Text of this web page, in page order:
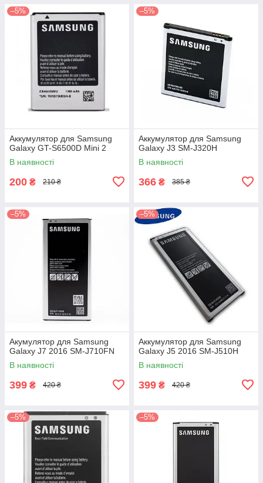
–5%
Аккумулятор для Samsung
Galaxy GT-S6500D Mini 2
В наявності
200 ₴ 210 ₴
–5%
Аккумулятор для Samsung
Galaxy J3 SM-J320H
В наявності
366 ₴ 385 ₴
–5%
Акумулятор для Samsung
Galaxy J7 2016 SM-J710FN
В наявності
399 ₴ 420 ₴
–5%
Аккумулятор для Samsung
Galaxy J5 2016 SM-J510H
В наявності
399 ₴ 420 ₴
–5% –5%